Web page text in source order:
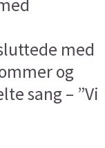
med
og
sang – ”Vi